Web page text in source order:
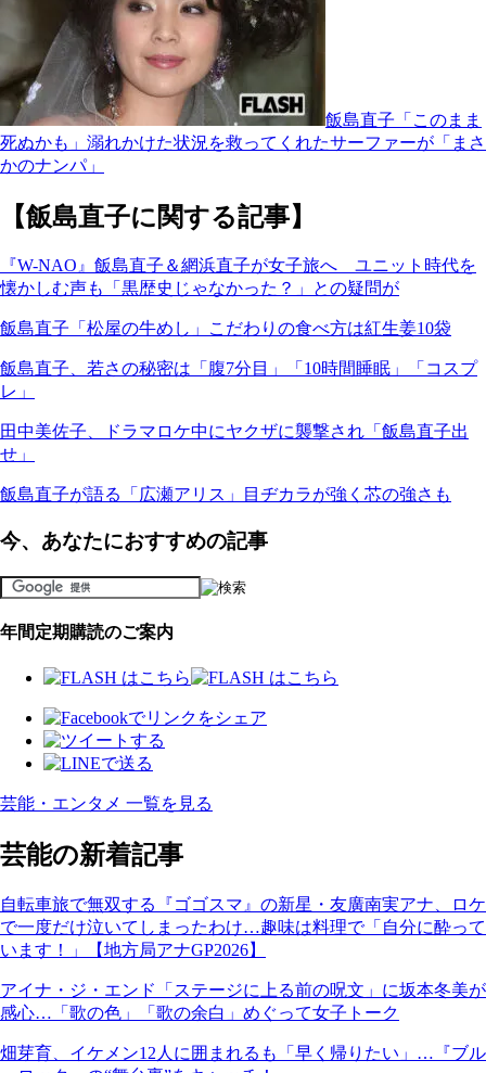
飯島直子「このまま
死ぬかも」溺れかけた状況を救ってくれたサーファーが「まさ
かのナンパ」
【飯島直子に関する記事】
『W-NAO』飯島直子＆網浜直子が女子旅へ ユニット時代を
懐かしむ声も「黒歴史じゃなかった？」との疑問が
飯島直子「松屋の牛めし」こだわりの食べ方は紅生姜10袋
飯島直子、若さの秘密は「腹7分目」「10時間睡眠」「コスプ
レ」
田中美佐子、ドラマロケ中にヤクザに襲撃され「飯島直子出
せ」
飯島直子が語る「広瀬アリス」目ヂカラが強く芯の強さも
今、あなたにおすすめの記事
年間定期購読のご案内
芸能・エンタメ 一覧を見る
芸能の新着記事
自転車旅で無双する『ゴゴスマ』の新星・友廣南実アナ、ロケ
で一度だけ泣いてしまったわけ…趣味は料理で「自分に酔って
います！」【地方局アナGP2026】
アイナ・ジ・エンド「ステージに上る前の呪文」に坂本冬美が
感心…「歌の色」「歌の余白」めぐって女子トーク
畑芽育、イケメン12人に囲まれるも「早く帰りたい」…『ブル